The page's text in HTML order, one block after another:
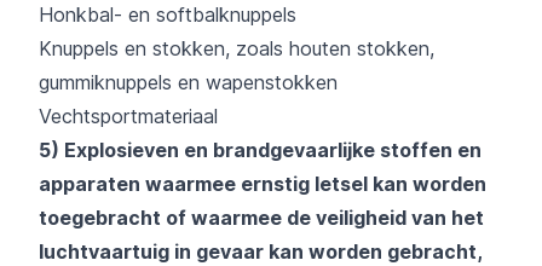
Honkbal- en softbalknuppels
Knuppels en stokken, zoals houten stokken,
gummiknuppels en wapenstokken
Vechtsportmateriaal
5) Explosieven en brandgevaarlijke stoffen en
apparaten waarmee ernstig letsel kan worden
toegebracht of waarmee de veiligheid van het
luchtvaartuig in gevaar kan worden gebracht,